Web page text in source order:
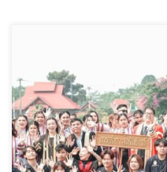
ขอแสดงความยินดีกับบัณฑิตใหม่
การศึกษา […]